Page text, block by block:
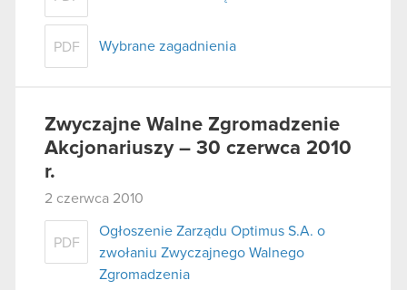
PDF Wybrane zagadnienia
Zwyczajne Walne Zgromadzenie
Akcjonariuszy – 30 czerwca 2010
r.
2 czerwca 2010
PDF
Ogłoszenie Zarządu Optimus S.A. o
zwołaniu Zwyczajnego Walnego
Zgromadzenia